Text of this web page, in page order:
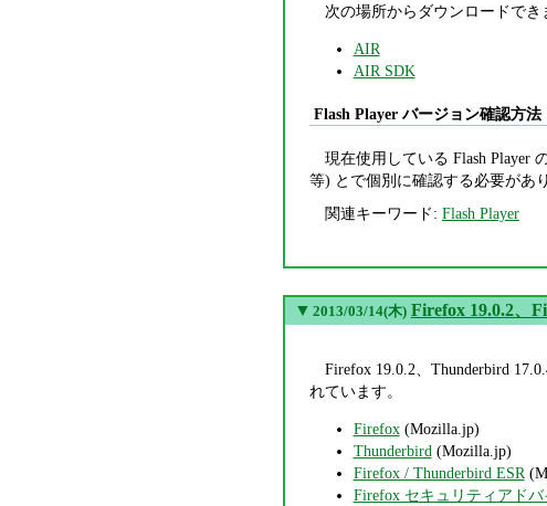
次の場所からダウンロードでき
AIR
AIR SDK
Flash Player バージョン確認方法
現在使用している Flash Player
等) とで個別に確認する必要があ
関連キーワード: Flash Player
▼ 2013/03/14(木) Firefox 19.0.2、
Firefox 19.0.2、Thunderbird
れています。
Firefox(Mozilla.jp)
Thunderbird(Mozilla.jp)
Firefox / Thunderbird ESR
Firefox セキュリティアドバ